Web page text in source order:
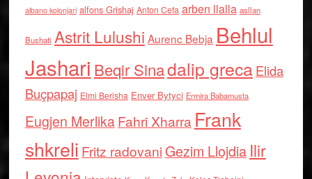
albano kolonjari alfons Grishaj Anton Cefa arben llalla asllan
Bushati Astrit Lulushi Aurenc Bebja Behlul
Jashari Beqir Sinadalip grecaElida
Buçpapaj Elmi Berisha Enver Bytyci Ermira Babamusta
Eugjen MerlikaFahri Xharra Frank
shkreli Fritz radovaniGezim Llojdia Ilir